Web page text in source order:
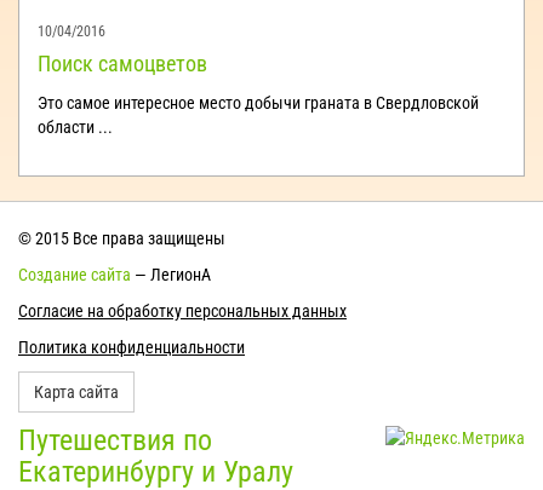
10/04/2016
Поиск самоцветов
Это самое интересное место добычи граната в Свердловской
области ...
© 2015 Все права защищены
Создание сайта — ЛегионА
Согласие на обработку персональных данных
Политика конфиденциальности
Карта сайта
Путешествия по
Екатеринбургу и Уралу